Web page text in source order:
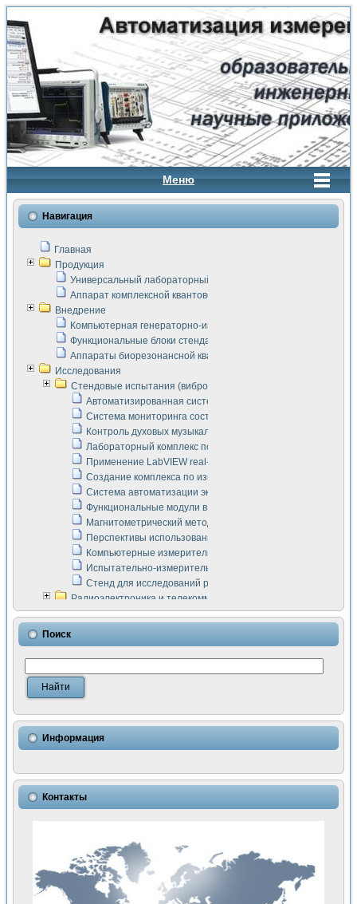
Меню
Навигация
Главная
Продукция
Универсальный лабораторный стенд "Сигнал-USB"
Аппарат комплексной квантовой терапии Интроскан
Внедрение
Компьютерная генераторно-измерительная система
Функциональные блоки стенда "Сигнал-USB"
Аппараты биорезонансной квантовой терапии серии СКАН
Исследования
Стендовые испытания (виброакустика, тензометрия и т.п.)
Автоматизированная система измерения параметров
Система мониторинга состояния тяговых
Контроль духовых музыкальных инструментов
Лабораторный комплекс по исследованию элементной
Применение LabVIEW real-time module для
Создание комплекса по измерению скорости подвижного
Система автоматизации экспериментальных
Функциональные модули в стандарте Nl SCXI для
Магнитометрический метод в дефектоскопии сварных
Перспективы использования машинного зрения в
Компьютерные измерительные системы для
Испытательно-измерительный комплекс аппаратуры для
Стенд для исследований рабочих процессов ДВС в
Радиоэлектроника и телекоммуникации
LabVIEW в расчетах радиолиний систем передачи данных
Аппаратно-программный комплекс для исследования
Виртуальный лабораторный стенд для исследования
Измерение шумовых параметров операционных
Измерительный преобразователь на основе цифровой
Использование NI LabVIEW для математического
Исследовние возможности создания измерителя ВАХ
Математическое моделирование генератора сигналов -
Применение осциллографического модуля с высоким
Симуляция отклика импульсного радиолокационного
Автоматизация формирования уравнений состояния для
Разработка автоматизированного стенда для измерения
Применение среды LabVIEW для построения картины
Портативная система для определения показателей
Использование LabVIEW для управления источником
Устройство для снятия вольт-амперных характеристик
Поиск
Информация
Контакты